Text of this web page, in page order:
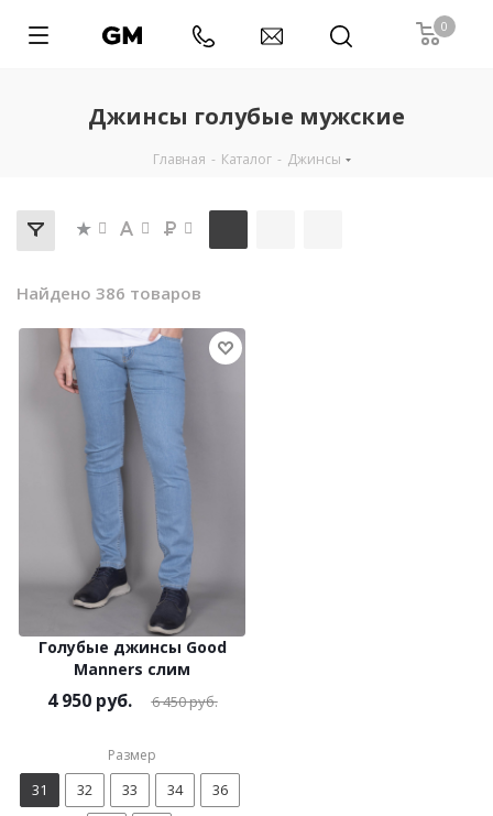
0
Джинсы голубые мужские
Главная - Каталог - Джинсы
Найдено 386 товаров
Голубые джинсы Good
Manners слим
4 950руб. 6 450руб.
Размер
31 32 33 34
36